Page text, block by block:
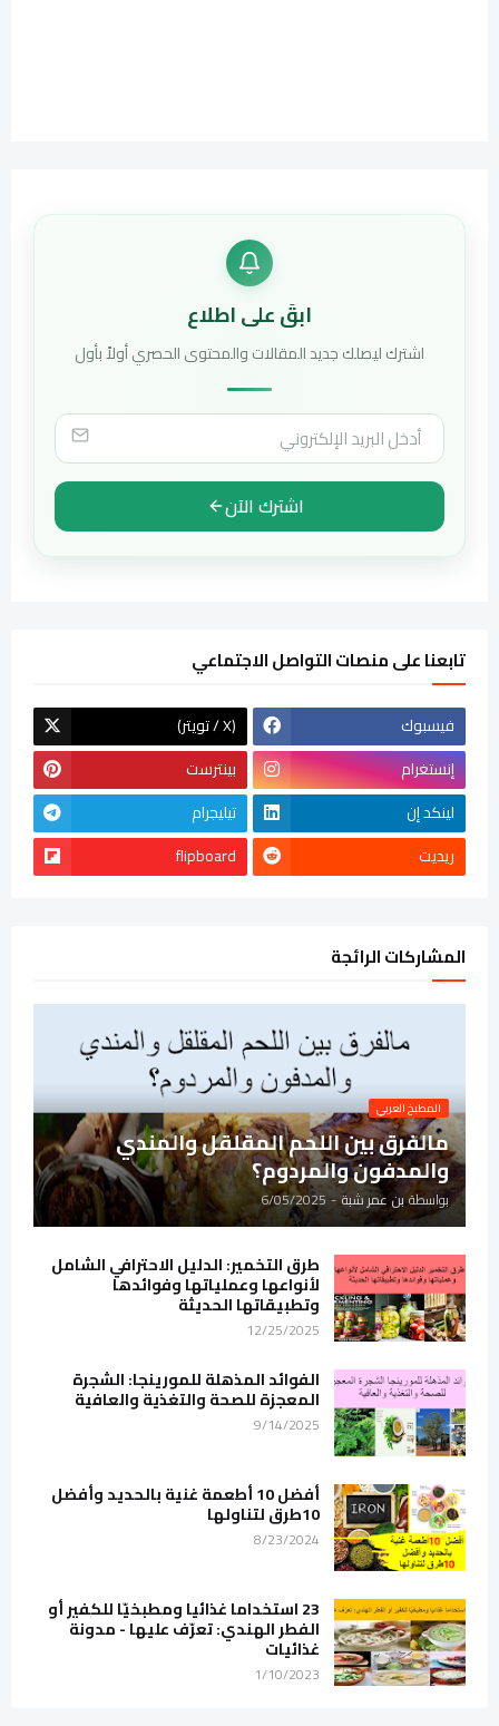
ابقَ على اطلاع
اشترك ليصلك جديد المقالات والمحتوى الحصري أولاً بأول
اشترك الآن
تابعنا على منصات التواصل الاجتماعي
فيسبوك
(تويتر / X)
إنستغرام
بينترست
لينكد إن
تيليجرام
ريديت
flipboard
المشاركات الرائجة
المطبخ العربي
مالفرق بين اللحم المقلقل والمندي
والمدفون والمردوم؟
بواسطةبن عمر شبة-
6/05/2025
طرق التخمير: الدليل الاحترافي الشامل
لأنواعها وعملياتها وفوائدها
وتطبيقاتها الحديثة
12/25/2025
الفوائد المذهلة للمورينجا: الشجرة
المعجزة للصحة والتغذية والعافية
9/14/2025
أفضل 10 أطعمة غنية بالحديد وأفضل
10طرق لتناولها
8/23/2024
23 استخداما غذائيا ومطبخيّا للكفير أو
الفطر الهندي: تعرّف عليها - مدونة
غذائيات
1/10/2023